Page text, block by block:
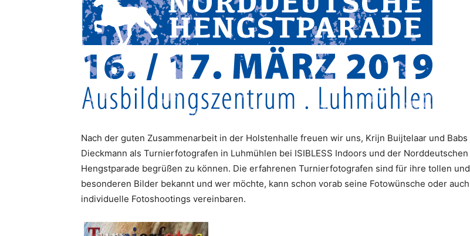
Nach der guten Zusammenarbeit in der Holstenhalle freuen wir uns, Krijn Buijtelaar und Babs
Dieckmann als Turnierfotografen in Luhmühlen bei ISIBLESS Indoors und der Norddeutschen
Hengstparade begrüßen zu können. Die erfahrenen Turnierfotografen sind für ihre tollen und
besonderen Bilder bekannt und wer möchte, kann schon vorab seine Fotowünsche oder auch
individuelle Fotoshootings vereinbaren.